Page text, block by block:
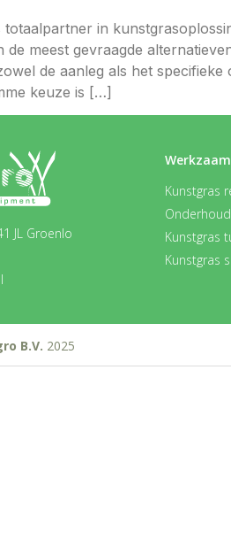
totaalpartner in
de meest gevraagde
de aanleg als het
keuze is […]
JL Groenlo
Kunstgras
Kunstgras
Kunstgras
B.V. 2025